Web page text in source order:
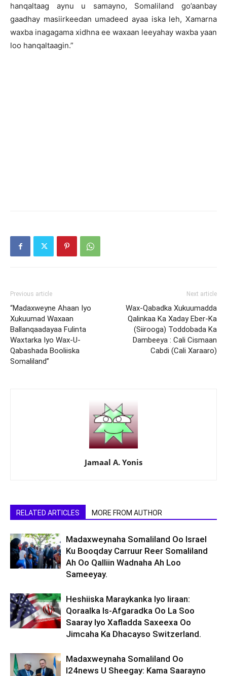
hanqaltaag aynu u samayno, Somaliland go’aanbay
gaadhay masiirkeedan umadeed ayaa iska leh, Xamarna
waxba inagagama xidhna ee waxaan leeyahay waxba yaan
loo hanqaltaagin.”
Previous article
“Madaxweyne Ahaan Iyo
Xukuumad Waxaan
Ballanqaadayaa Fulinta
Waxtarka Iyo Wax-U-
Qabashada Booliiska
Somaliland”
Next article
Wax-Qabadka Xukuumadda
Qalinkaa Ka Xaday Eber-Ka
(Siirooga) Toddobada Ka
Dambeeya : Cali Cismaan
Cabdi (Cali Xaraaro)
Jamaal A. Yonis
RELATED ARTICLES MORE FROM AUTHOR
Madaxweynaha Somaliland Oo Israel
Ku Booqday Carruur Reer Somaliland
Ah Oo Qalliin Wadnaha Ah Loo
Sameeyay.
Heshiiska Maraykanka Iyo Iiraan:
Qoraalka Is-Afgaradka Oo La Soo
Saaray Iyo Xafladda Saxeexa Oo
Jimcaha Ka Dhacayso Switzerland.
Madaxweynaha Somaliland Oo
I24news U Sheegay: Kama Saarayno